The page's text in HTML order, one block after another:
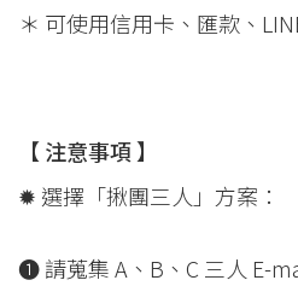
＊ 可使用信用卡、匯款、
【 注意事項 】
✹ 選擇「揪團三人」方案：
❶ 請蒐集 A、B、C 三人 E-